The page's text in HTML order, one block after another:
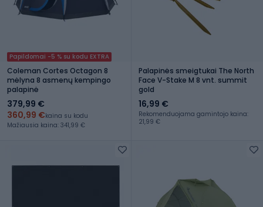
Papildomai -5 % su kodu EXTRA
Coleman Cortes Octagon 8
mėlyna 8 asmenų kempingo
palapinė
379,99 €
360,99 €kaina su kodu
Mažiausia kaina: 341,99 €
Palapinės smeigtukai The North
Face V-Stake M 8 vnt. summit
gold
16,99 €
Rekomenduojama gamintojo kaina:
21,99 €